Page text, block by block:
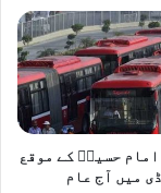
امام حسینؓ کے موقع
میں آج عام